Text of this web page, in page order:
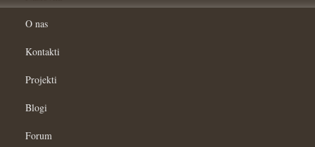
O nas
Kontakti
Projekti
Blogi
Forum